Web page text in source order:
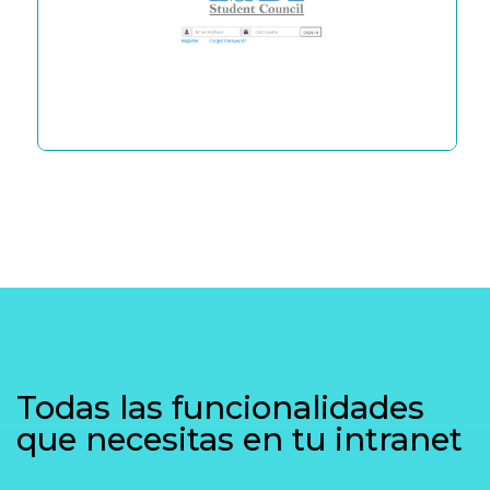
Todas las funcionalidades
que necesitas en tu intranet